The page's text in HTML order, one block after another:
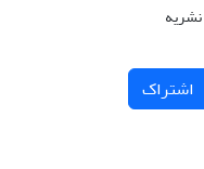
اشتراک